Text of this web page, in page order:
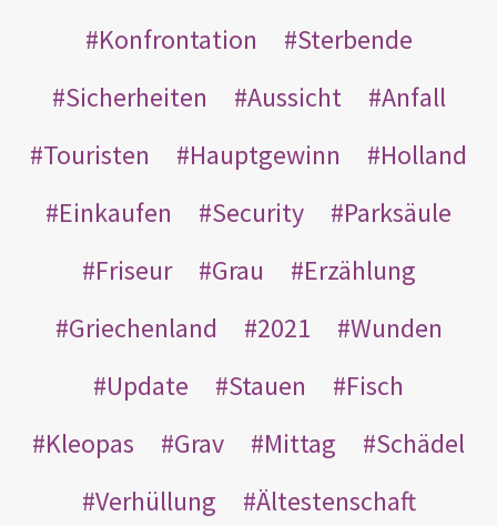
Konfrontation
Sterbende
Sicherheiten
Aussicht
Anfall
Touristen
Hauptgewinn
Holland
Einkaufen
Security
Parksäule
Friseur
Grau
Erzählung
Griechenland
2021
Wunden
Update
Stauen
Fisch
Kleopas
Grav Mittag
Schädel
Verhüllung
Ältestenschaft